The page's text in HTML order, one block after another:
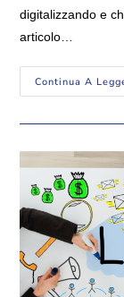
digitalizzando e
articolo…
Continua A